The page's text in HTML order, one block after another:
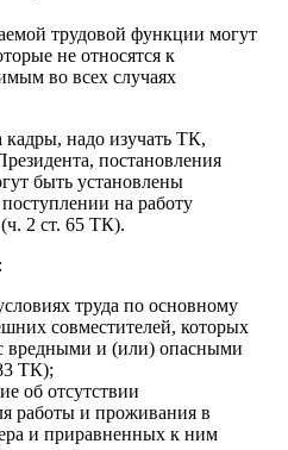
трудовой функции могут
не относятся к
во всех случаях
надо изучать ТК,
постановления
быть установлены
на работу
2 ст. 65 ТК).
труда по основному
совместителей, которых
вредными и (или) опасными
ТК);
об отсутствии
работы и проживания в
и приравненных к ним